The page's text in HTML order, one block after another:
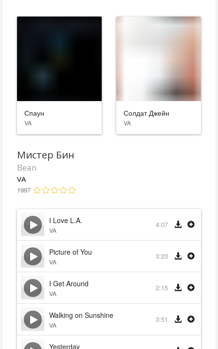
Спаун
VA
Солдат Джейн
VA
Мистер Бин
Bean
VA
1997
I Love L.A.
VA
4:07
Picture of You
VA
3:23
I Get Around
VA
2:15
Walking on Sunshine
VA
3:51
Yesterday